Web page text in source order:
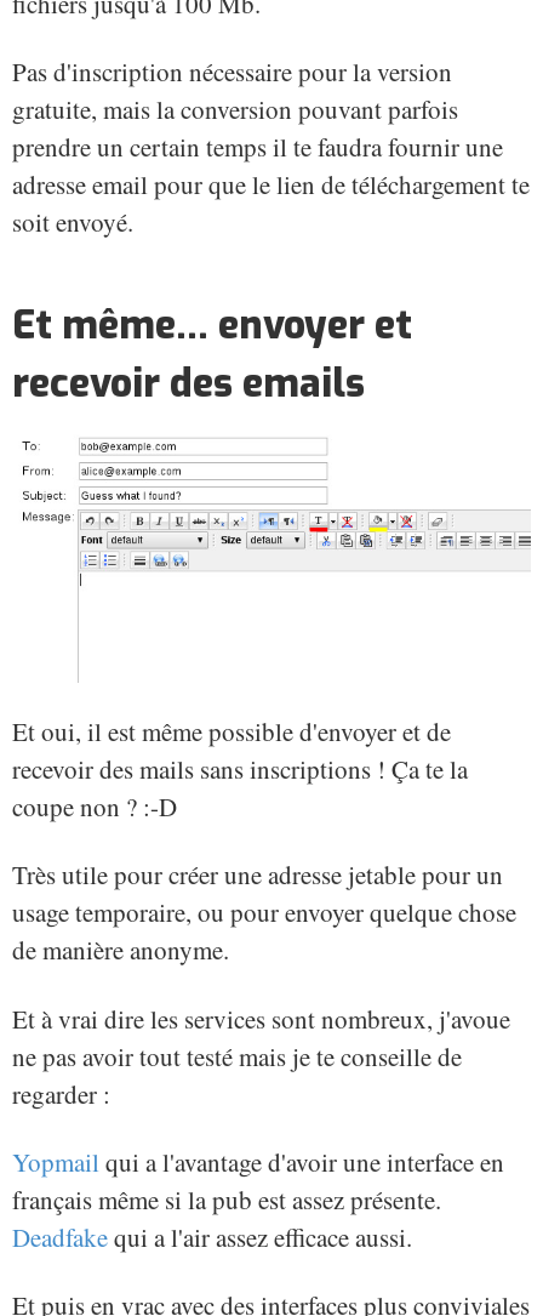
Pas d'inscription nécessaire pour la version
gratuite, mais la conversion pouvant parfois
prendre un certain temps il te faudra fournir une
adresse email pour que le lien de téléchargement te
soit envoyé.
Et même... envoyer et
recevoir des emails
Et oui, il est même possible d'envoyer et de
recevoir des mails sans inscriptions ! Ça te la
coupe non ? :-D
Très utile pour créer une adresse jetable pour un
usage temporaire, ou pour envoyer quelque chose
de manière anonyme.
Et à vrai dire les services sont nombreux, j'avoue
ne pas avoir tout testé mais je te conseille de
regarder :
Yopmailqui a l'avantage d'avoir une interface en
français même si la pub est assez présente.
Deadfakequi a l'air assez efficace aussi.
Et puis en vrac avec des interfaces plus conviviales